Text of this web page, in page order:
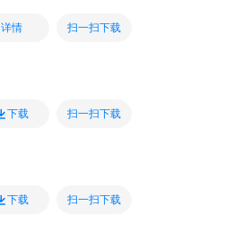
详情 扫一扫下载
下载 扫一扫下载
下载 扫一扫下载